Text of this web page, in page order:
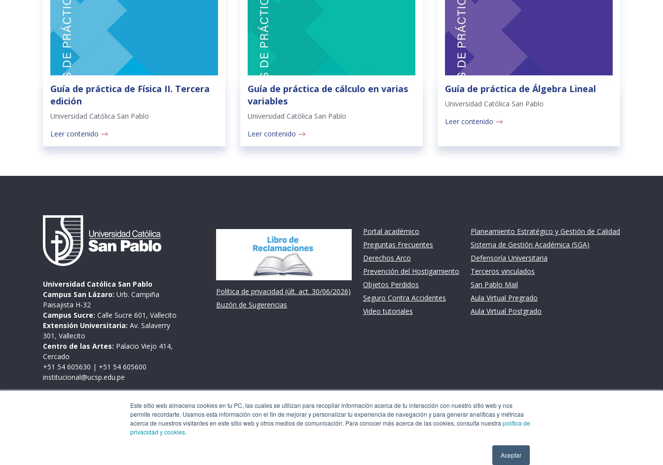
Este sitio web almacena cookies en tu PC, las cuales se utilizan para recopilar información acerca de tu interacción con nuestro sitio web y nos
permite recordarte. Usamos esta información con el fin de mejorar y personalizar tu experiencia de navegación y para generar analíticas y métricas
acerca de nuestros visitantes en este sitio web y otros medios de comunicación. Para conocer más acerca de las cookies, consulta nuestra política de
privacidad y cookies.
Aceptar
Guía de práctica de Física II. Tercera
edición
Universidad Católica San Pablo
Leer contenido
Guía de práctica de cálculo en varias
variables
Universidad Católica San Pablo
Leer contenido
Guía de práctica de Álgebra Lineal
Universidad Católica San Pablo
Leer contenido
Universidad Católica San Pablo
Campus San Lázaro: Urb. Campiña
Paisajista H-32
Campus Sucre: Calle Sucre 601, Vallecito
Extensión Universitaria: Av. Salaverry
301, Vallecito
Centro de las Artes: Palacio Viejo 414,
Cercado
+51 54 605630 | +51 54 605600
institucional@ucsp.edu.pe
Lunes a viernes de 9:00 a 17:00 horas
Política de privacidad (últ. act. 30/06/2026)
Buzón de Sugerencias
Portal académico
Preguntas Frecuentes
Derechos Arco
Prevención del Hostigamiento
Objetos Perdidos
Seguro Contra Accidentes
Video tutoriales
Planeamiento Estratégico y Gestión de Calidad
Sistema de Gestión Académica (SGA)
Defensoría Universitaria
Terceros vinculados
San Pablo Mail
Aula Virtual Pregrado
Aula Virtual Postgrado
Este sitio web almacena cookies en tu PC, las cuales se utilizan para recopilar información acerca de tu
interacción con nuestro sitio web y nos permite recordarte. Usamos esta información con el fin de mejorar y